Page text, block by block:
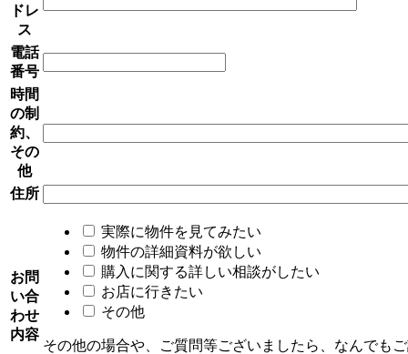
ドレ
ス
電話
番号
時間
の制
約、
その
他
住所
お問
い合
わせ
内容
実際に物件を見てみたい
物件の詳細資料が欲しい
購入に関する詳しい相談がしたい
お店に行きたい
その他
その他の場合や、ご質問等ございましたら、なんでも